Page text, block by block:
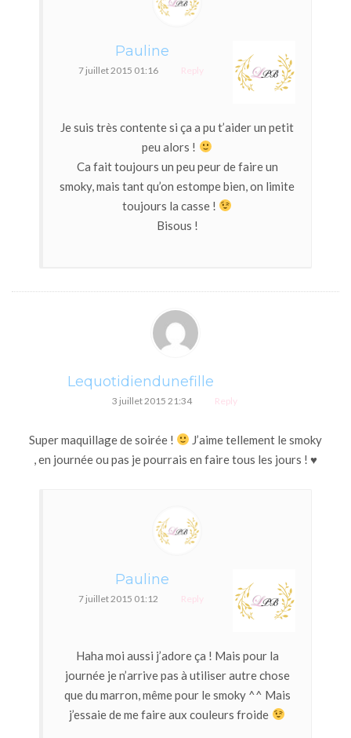
Pauline
7 juillet 2015 01:16 Reply
Je suis très contente si ça a pu t’aider un petit
peu alors !
Ca fait toujours un peu peur de faire un
smoky, mais tant qu’on estompe bien, on limite
toujours la casse !
Bisous !
Lequotidiendunefille
3 juillet 2015 21:34 Reply
Super maquillage de soirée !
J’aime tellement le smoky
, en journée ou pas je pourrais en faire tous les jours ! ♥
Pauline
7 juillet 2015 01:12 Reply
Haha moi aussi j’adore ça ! Mais pour la
journée je n’arrive pas à utiliser autre chose
que du marron, même pour le smoky ^^ Mais
j’essaie de me faire aux couleurs froide